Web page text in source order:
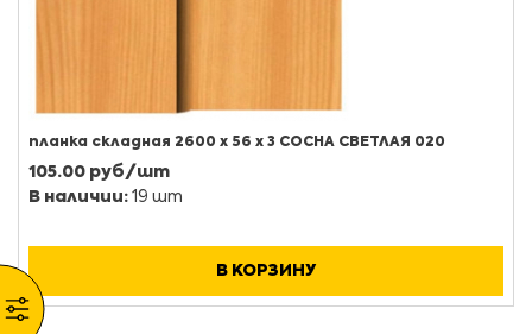
планка складная 2600 х 56 х 3 СОСНА СВЕТЛАЯ 020
105.00 руб/шт
В наличии: 19 шт
В КОРЗИНУ